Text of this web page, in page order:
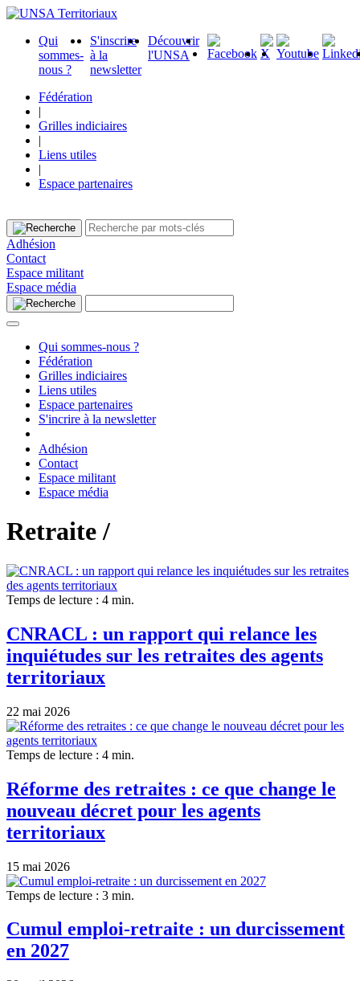
Qui
sommes-
nous ?
S'inscrire
à la
newsletter
Découvrir
l'UNSA
Fédération
|
Grilles indiciaires
|
Liens utiles
|
Espace partenaires
Adhésion
Contact
Espace militant
Espace média
Qui sommes-nous ?
Fédération
Grilles indiciaires
Liens utiles
Espace partenaires
S'incrire à la newsletter
Adhésion
Contact
Espace militant
Espace média
Retraite /
Temps de lecture : 4 min.
CNRACL : un rapport qui relance les
inquiétudes sur les retraites des agents
territoriaux
22 mai 2026
Temps de lecture : 4 min.
Réforme des retraites : ce que change le
nouveau décret pour les agents
territoriaux
15 mai 2026
Temps de lecture : 3 min.
Cumul emploi-retraite : un durcissement
en 2027